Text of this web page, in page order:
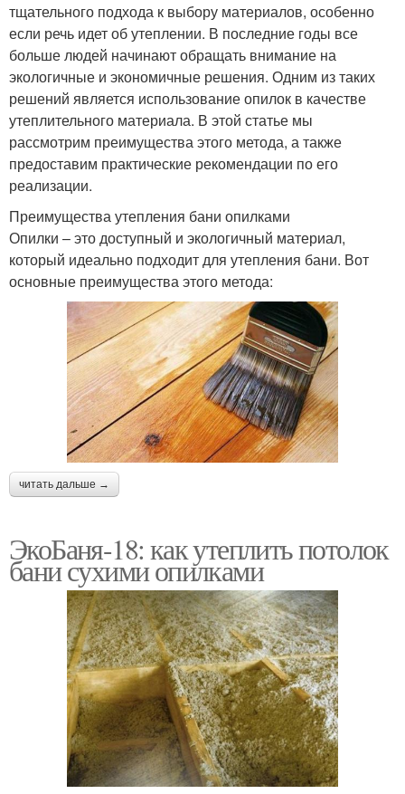
тщательного подхода к выбору материалов, особенно
если речь идет об утеплении. В последние годы все
больше людей начинают обращать внимание на
экологичные и экономичные решения. Одним из таких
решений является использование опилок в качестве
утеплительного материала. В этой статье мы
рассмотрим преимущества этого метода, а также
предоставим практические рекомендации по его
реализации.
Преимущества утепления бани опилками
Опилки – это доступный и экологичный материал,
который идеально подходит для утепления бани. Вот
основные преимущества этого метода:
читать дальше →
ЭкоБаня-18: как утеплить потолок
бани сухими опилками